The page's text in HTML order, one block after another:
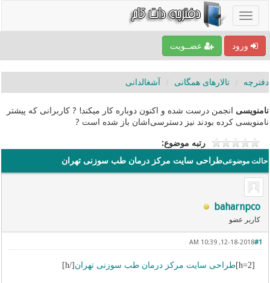
ورود عضــویت
دفترچه تالارهای همگانی آشغالدانی
نامنویسی انجمن درست شده و اکنون دوباره کار میکند! ? کاربرانی که پیشتر
نامنویسی کرده بودند نیز دسترسی‌اشان باز شده است ?
رتبه موضوع:
حالت موضوعیطراحی سایت مرکز درمان طب سوزنی تهران
baharnpco
کاربر عضو
#1
12-18-2018, 10:39 AM
[h=2] طراحی سایت مرکز درمان طب سوزنی تهران [/h]